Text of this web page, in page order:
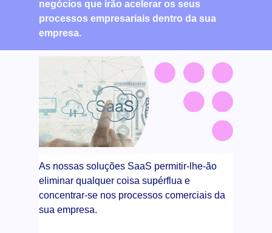
negócios que irão acelerar os seus
processos empresariais dentro da sua
empresa.
As nossas soluções SaaS permitir-lhe-ão
eliminar qualquer coisa supérflua e
concentrar-se nos processos comerciais da
sua empresa.